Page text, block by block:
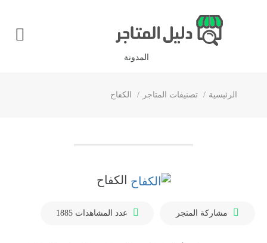
المدونة
الرئيسية تصنيفات المتاجر الكفاح
الكفاح
مشاركة المتجر عدد المشاهدات1885